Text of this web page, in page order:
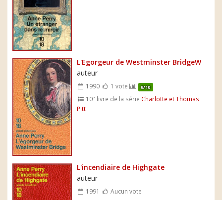
L'Egorgeur de Westminster BridgeW
auteur
1990 1 vote 9/10
10e livre de la série Charlotte et Thomas
Pitt
L'incendiaire de Highgate
auteur
1991
Aucun vote